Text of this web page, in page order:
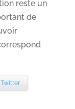
reste un
de
Twitter